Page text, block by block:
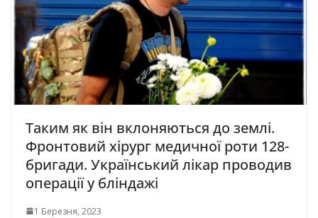
Таким як він вклоняються до землі.
Фронтовий хірург медичної роти 128-
бригади. Український лікар проводив
операції у бліндажі
1 Березня, 2023